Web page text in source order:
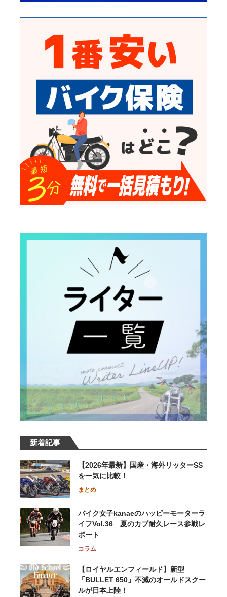
新着記事
【2026年最新】国産・海外リッターSS
を一気に比較！
まとめ
バイク女子kanaeのハッピーモーターラ
イフVol.36 夏のカブ耐久レース参戦レ
ポート
コラム
【ロイヤルエンフィールド】新型
「BULLET 650」不滅のオールドスクー
ルが⽇本上陸！